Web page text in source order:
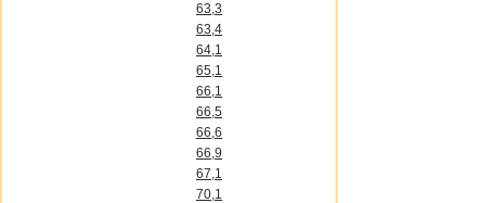
63,3
63,4
64,1
65,1
66,1
66,5
66,6
66,9
67,1
70,1